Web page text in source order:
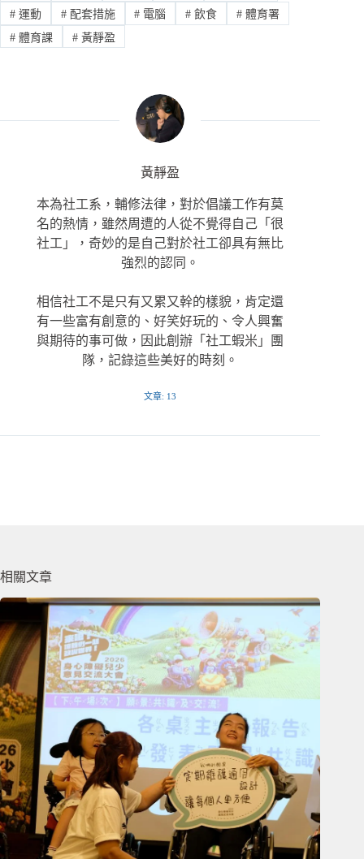
#運動 #配套措施 # 電腦 # 飲食 # 體育署
#體育課 #黃靜盈
黃靜盈
本為社工系，輔修法律，對於倡議工作有莫
名的熱情，雖然周遭的人從不覺得自己「很
社工」，奇妙的是自己對於社工卻具有無比
強烈的認同。
相信社工不是只有又累又幹的樣貌，肯定還
有一些富有創意的、好笑好玩的、令人興奮
與期待的事可做，因此創辦「社工蝦米」團
隊，記錄這些美好的時刻。
文章: 13
相關文章